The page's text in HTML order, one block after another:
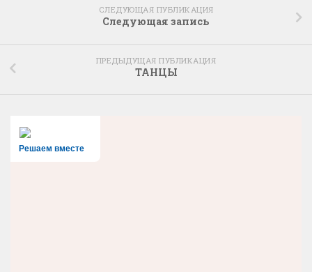
СЛЕДУЮЩАЯ ПУБЛИКАЦИЯ
Следующая запись
ПРЕДЫДУЩАЯ ПУБЛИКАЦИЯ
ТАНЦЫ
Решаем вместе